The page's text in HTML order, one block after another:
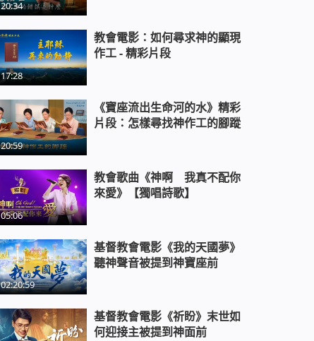
20:34
17:28
教會電影：如何尋求神的顯現
作工 - 精彩片段
20:59
《寶座流出生命河的水》精彩
片段：怎樣尋找神作工的腳蹤
05:06
教會歌曲《神啊 我真不配你
來愛》【獨唱詩歌】
02:20:59
基督教會電影《我的天國夢》
聽神聲音被提到神寶座前
基督教會電影《祈盼》末世如
何迎接主被提到神面前